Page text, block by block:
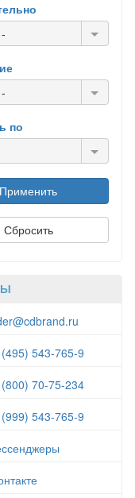
по
543-765-9
70-75-234
543-765-9